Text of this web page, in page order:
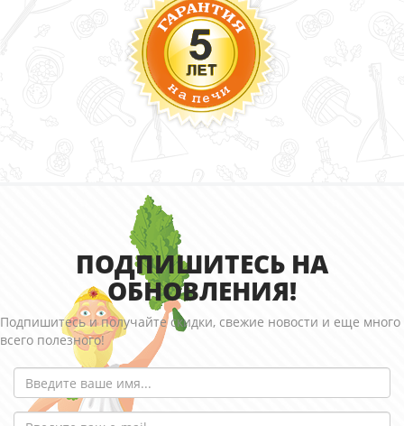
ПОДПИШИТЕСЬ НА
ОБНОВЛЕНИЯ!
Подпишитесь и получайте скидки, свежие новости и еще много
всего полезного!